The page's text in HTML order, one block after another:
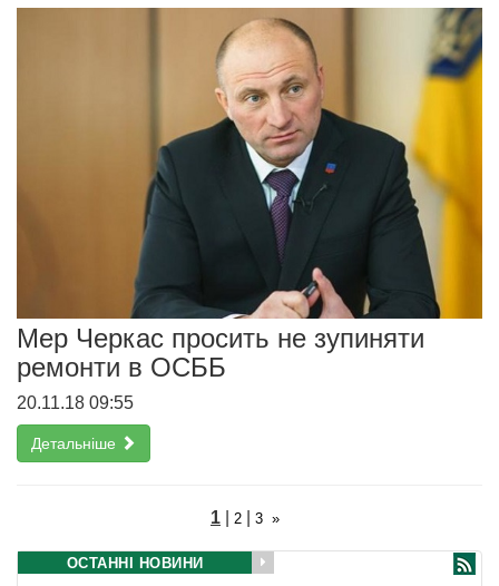
Мер Черкас просить не зупиняти
ремонти в ОСББ
20.11.18 09:55
Детальніше
1 2 3 »
ОСТАННІ НОВИНИ